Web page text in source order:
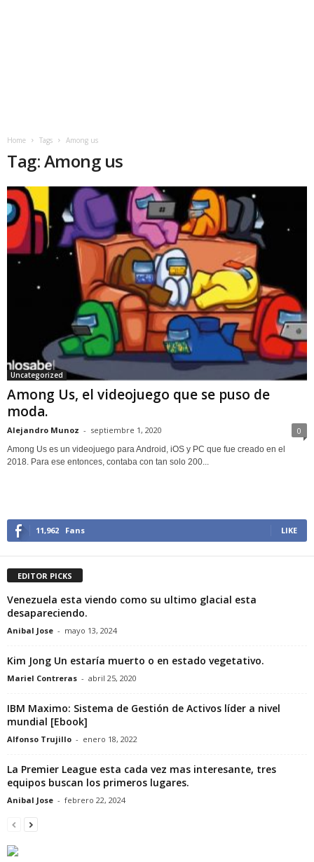
Home Tags Among us
Tag: Among us
Uncategorized
Among Us, el videojuego que se puso de
moda.
Alejandro Munoz - septiembre 1, 2020 0
Among Us es un videojuego para Android, iOS y PC que fue creado en el
2018. Para ese entonces, contaba con tan solo 200...
11,962 Fans LIKE
EDITOR PICKS
Venezuela esta viendo como su ultimo glacial esta
desapareciendo.
Anibal Jose - mayo 13, 2024
Kim Jong Un estaría muerto o en estado vegetativo.
Mariel Contreras - abril 25, 2020
IBM Maximo: Sistema de Gestión de Activos líder a nivel
mundial [Ebook]
Alfonso Trujillo - enero 18, 2022
La Premier League esta cada vez mas interesante, tres
equipos buscan los primeros lugares.
Anibal Jose - febrero 22, 2024